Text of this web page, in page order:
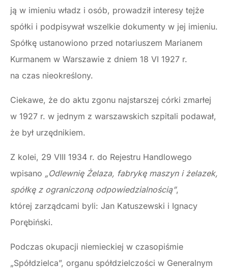
ją w imieniu władz i osób, prowadził interesy tejże
spółki i podpisywał wszelkie dokumenty w jej imieniu.
Spółkę ustanowiono przed notariuszem Marianem
Kurmanem w Warszawie z dniem 18 VI 1927 r.
na czas nieokreślony.
Ciekawe, że do aktu zgonu najstarszej córki zmarłej
w 1927 r. w jednym z warszawskich szpitali podawał,
że był urzędnikiem.
Z kolei, 29 VIII 1934 r. do Rejestru Handlowego
wpisano „Odlewnię Żelaza, fabrykę maszyn i żelazek,
spółkę z ograniczoną odpowiedzialnością”,
której zarządcami byli: Jan Katuszewski i Ignacy
Porębiński.
Podczas okupacji niemieckiej w czasopiśmie
„Spółdzielca”, organu spółdzielczości w Generalnym